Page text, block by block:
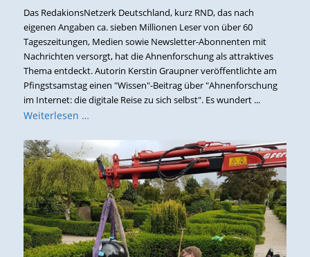
Das RedakionsNetzerk Deutschland, kurz RND, das nach
eigenen Angaben ca. sieben Millionen Leser von über 60
Tageszeitungen, Medien sowie Newsletter-Abonnenten mit
Nachrichten versorgt, hat die Ahnenforschung als attraktives
Thema entdeckt. Autorin Kerstin Graupner veröffentlichte am
Pfingstsamstag einen "Wissen"-Beitrag über "Ahnenforschung
im Internet: die digitale Reise zu sich selbst". Es wundert ...
Weiterlesen …